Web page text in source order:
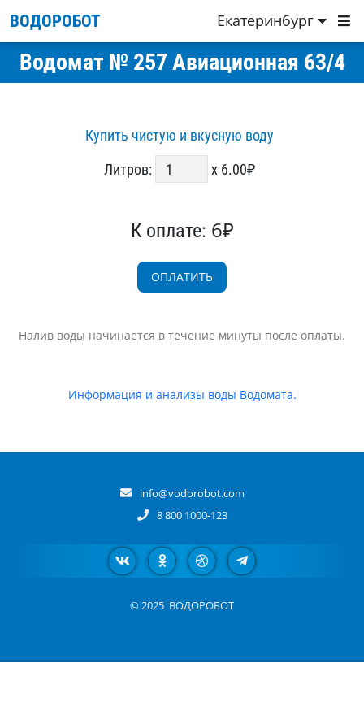
ВОДОРОБОТ Екатеринбург
Водомат № 257 Авиационная 63/4
Купить чистую и вкусную воду
Литров:
x 6.00₽
К оплате: 6₽
Налив воды начинается в течение минуты после оплаты.
Информация и анализы воды Водомата.
info@vodorobot.com
8 800 1000-123
© 2025 ВОДОРОБОТ